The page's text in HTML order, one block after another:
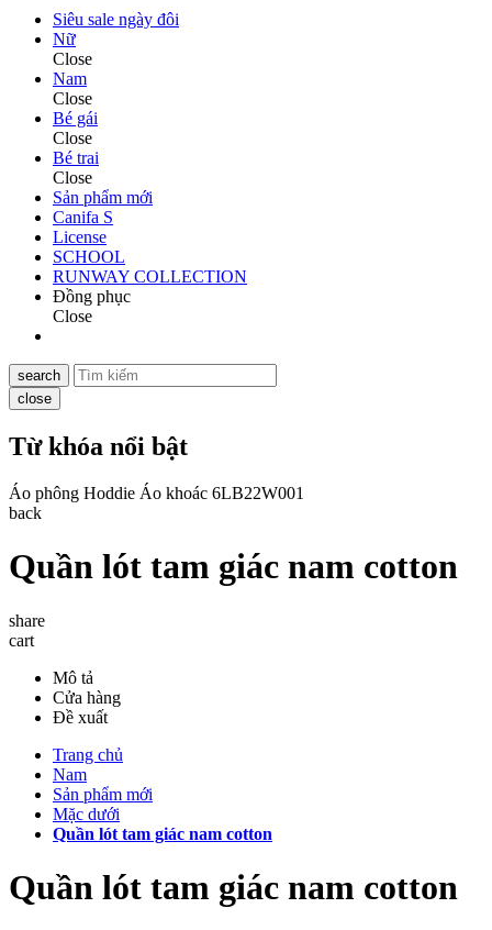
Siêu sale ngày đôi
Nữ
Close
Nam
Close
Bé gái
Close
Bé trai
Close
Sản phẩm mới
Canifa S
License
SCHOOL
RUNWAY COLLECTION
Đồng phục
Close
search
close
Từ khóa nổi bật
Áo phông Hoddie Áo khoác 6LB22W001
back
Quần lót tam giác nam cotton
share
cart
Mô tả
Cửa hàng
Đề xuất
Trang chủ
Nam
Sản phẩm mới
Mặc dưới
Quần lót tam giác nam cotton
Quần lót tam giác nam cotton